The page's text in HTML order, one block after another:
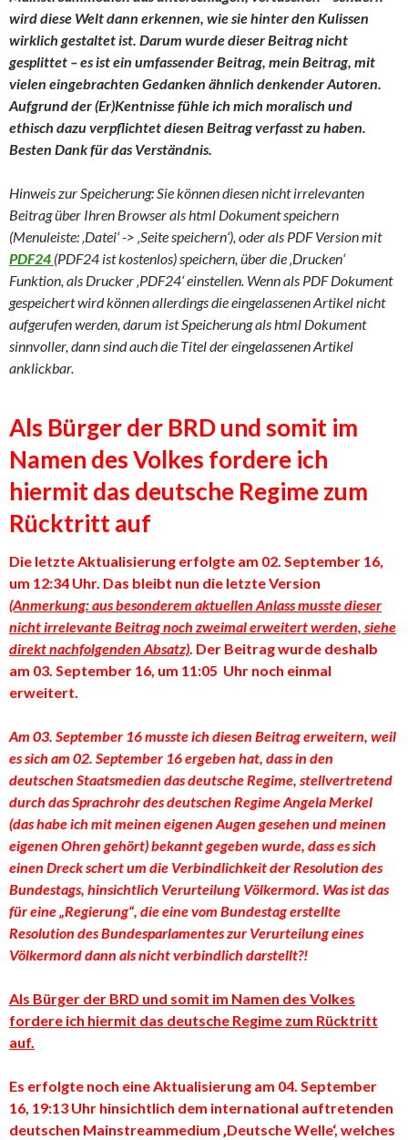
wird diese Welt dann erkennen, wie sie hinter den Kulissen
wirklich gestaltet ist. Darum wurde dieser Beitrag nicht
gesplittet – es ist ein umfassender Beitrag, mein Beitrag, mit
vielen eingebrachten Gedanken ähnlich denkender Autoren.
Aufgrund der (Er)Kentnisse fühle ich mich moralisch und
ethisch dazu verpflichtet diesen Beitrag verfasst zu haben.
Besten Dank für das Verständnis.
Hinweis zur Speicherung: Sie können diesen nicht irrelevanten
Beitrag über Ihren Browser als html Dokument speichern
(Menuleiste: ‚Datei‘ -> ‚Seite speichern‘), oder als PDF Version mit
PDF24 (PDF24 ist kostenlos) speichern, über die ‚Drucken‘
Funktion, als Drucker ‚PDF24‘ einstellen. Wenn als PDF Dokument
gespeichert wird können allerdings die eingelassenen Artikel nicht
aufgerufen werden, darum ist Speicherung als html Dokument
sinnvoller, dann sind auch die Titel der eingelassenen Artikel
anklickbar.
Als Bürger der BRD und somit im
Namen des Volkes fordere ich
hiermit das deutsche Regime zum
Rücktritt auf
Die letzte Aktualisierung erfolgte am 02. September 16,
um 12:34 Uhr. Das bleibt nun die letzte Version
(Anmerkung: aus besonderem aktuellen Anlass musste dieser
nicht irrelevante Beitrag noch zweimal erweitert werden, siehe
direkt nachfolgenden Absatz). Der Beitrag wurde deshalb
am 03. September 16, um 11:05 Uhr noch einmal
erweitert.
Am 03. September 16 musste ich diesen Beitrag erweitern, weil
es sich am 02. September 16 ergeben hat, dass in den
deutschen Staatsmedien das deutsche Regime, stellvertretend
durch das Sprachrohr des deutschen Regime Angela Merkel
(das habe ich mit meinen eigenen Augen gesehen und meinen
eigenen Ohren gehört) bekannt gegeben wurde, dass es sich
einen Dreck schert um die Verbindlichkeit der Resolution des
Bundestags, hinsichtlich Verurteilung Völkermord. Was ist das
für eine „Regierung“, die eine vom Bundestag erstellte
Resolution des Bundesparlamentes zur Verurteilung eines
Völkermord dann als nicht verbindlich darstellt?!
Als Bürger der BRD und somit im Namen des Volkes
fordere ich hiermit das deutsche Regime zum Rücktritt
auf.
Es erfolgte noch eine Aktualisierung am 04. September
16, 19:13 Uhr hinsichtlich dem international auftretenden
deutschen Mainstreammedium ‚Deutsche Welle‘, welches